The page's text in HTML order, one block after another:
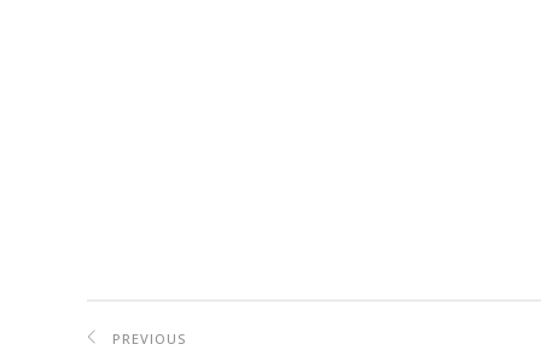
PREVIOUS